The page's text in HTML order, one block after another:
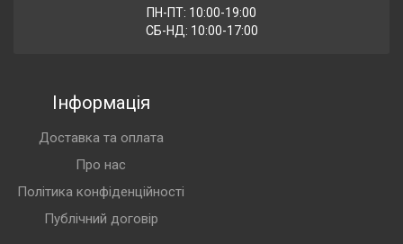
ПН-ПТ: 10:00-19:00
СБ-НД: 10:00-17:00
Інформація
Доставка та оплата
Про нас
Політика конфіденційності
Публічний договір